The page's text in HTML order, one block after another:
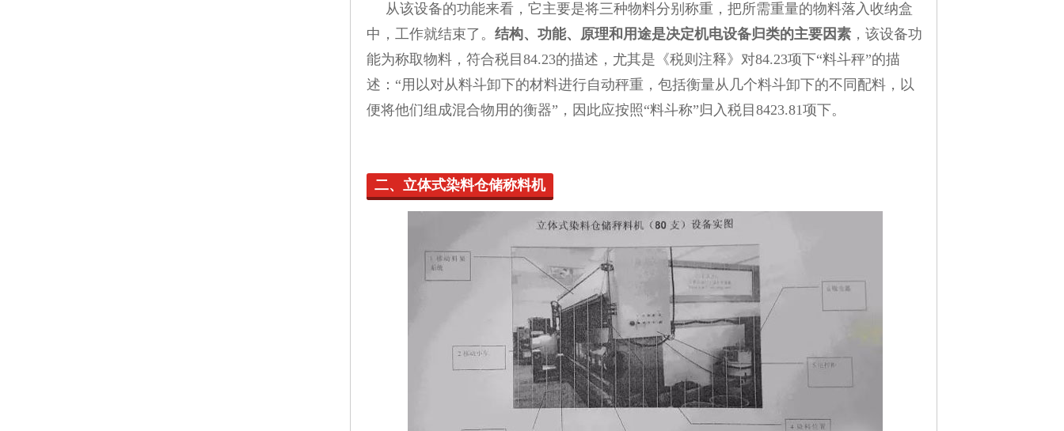
从该设备的功能来看，它主要是将三种物料分别称重，把所需重量的物料落入收纳盒
中，工作就结束了。 结构、功能、原理和用途是决定机电设备归类的主要因素 ，该设备功
能为称取物料，符合税目84.23的描述，尤其是《税则注释》对84.23项下“料斗秤”的描
述：“用以对从料斗卸下的材料进行自动秤重，包括衡量从几个料斗卸下的不同配料，以
便将他们组成混合物用的衡器”，因此应按照“料斗称”归入税目8423.81项下。
二、立体式染料仓储称料机